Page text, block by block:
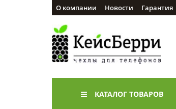
О компании Новости Гарантия
КАТАЛОГ ТОВАРОВ